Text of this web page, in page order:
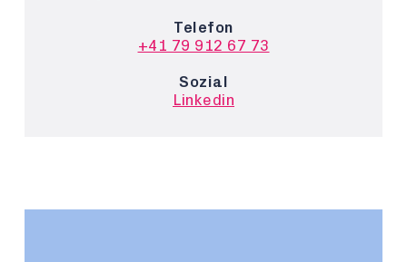
Telefon
+41 79 912 67 73
Sozial
Linkedin